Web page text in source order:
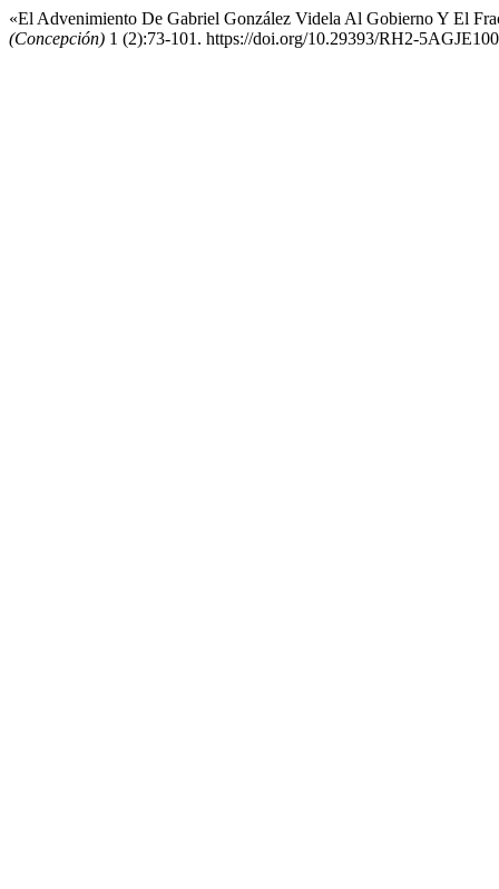
«El Advenimiento De Gabriel González Videla Al Gobierno Y El
(Concepción) 1 (2):73-101. https://doi.org/10.29393/RH2-